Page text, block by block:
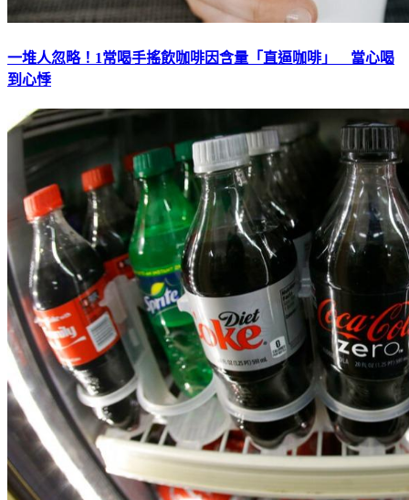
一堆人忽略！1常喝手搖飲咖啡因含量「直逼咖啡」 當心喝
到心悸